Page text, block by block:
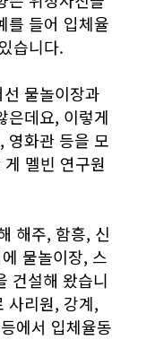
를 들어 입체율
습니다.
물놀이장과
은데요, 이렇게
영화관 등을 모
멜빈 연구원
해주, 함흥, 신
물놀이장, 스
건설해 왔습니
사리원, 강계,
에서 입체율동